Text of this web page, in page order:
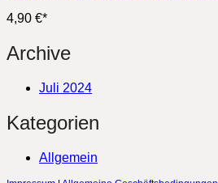
4,90 €*
Archive
Juli 2024
Kategorien
Allgemein